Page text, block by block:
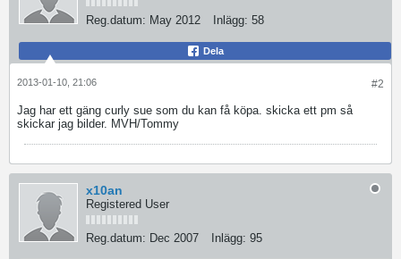
Reg.datum: May 2012 Inlägg: 58
Dela
#2
2013-01-10, 21:06
Jag har ett gäng curly sue som du kan få köpa. skicka ett pm så
skickar jag bilder. MVH/Tommy
x10an
Registered User
Reg.datum: Dec 2007 Inlägg: 95